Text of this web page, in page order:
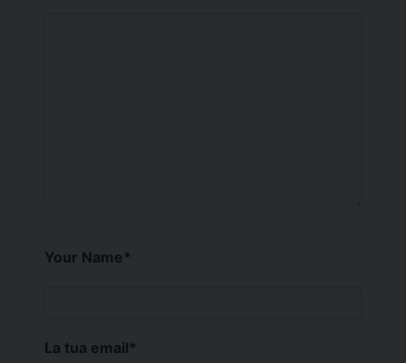
Your Name*
La tua email*